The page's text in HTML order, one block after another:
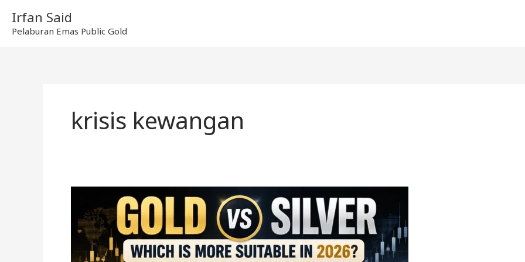
content
Irfan Said
Pelaburan Emas Public Gold
krisis kewangan
Perak,
Mana
Lebih